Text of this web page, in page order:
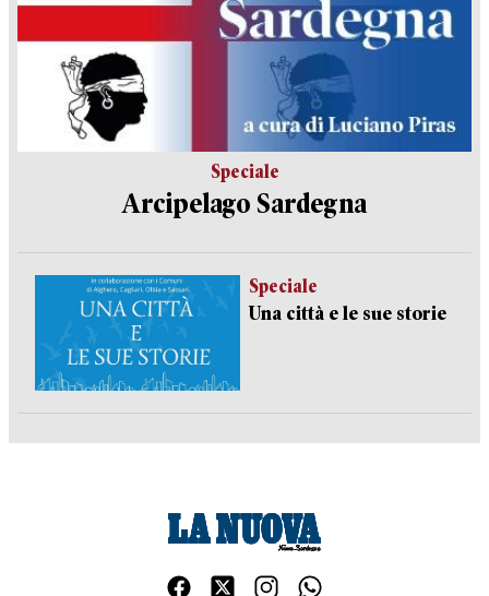
Speciale
Arcipelago Sardegna
Speciale
Una città e le sue storie